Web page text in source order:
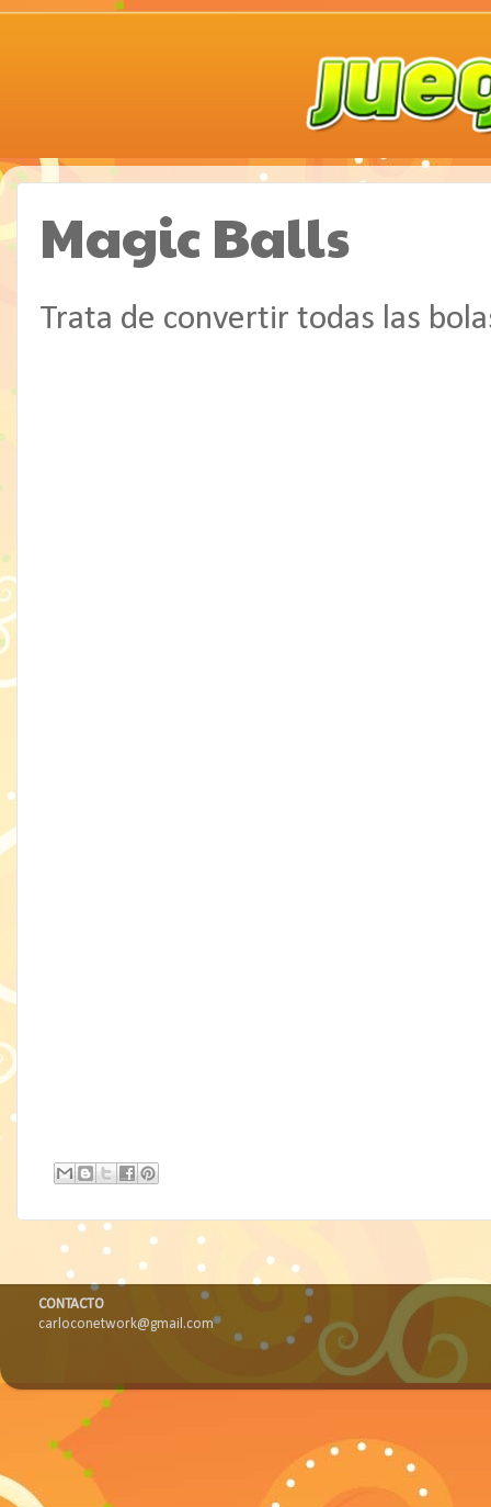
Magic Balls
Trata de convertir todas las
CONTACTO
carloconetwork@gmail.com